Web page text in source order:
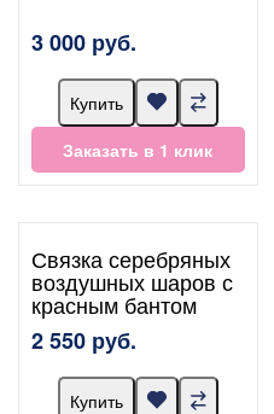
3 000 руб.
Купить
Заказать в 1 клик
Связка серебряных
воздушных шаров с
красным бантом
2 550 руб.
Купить